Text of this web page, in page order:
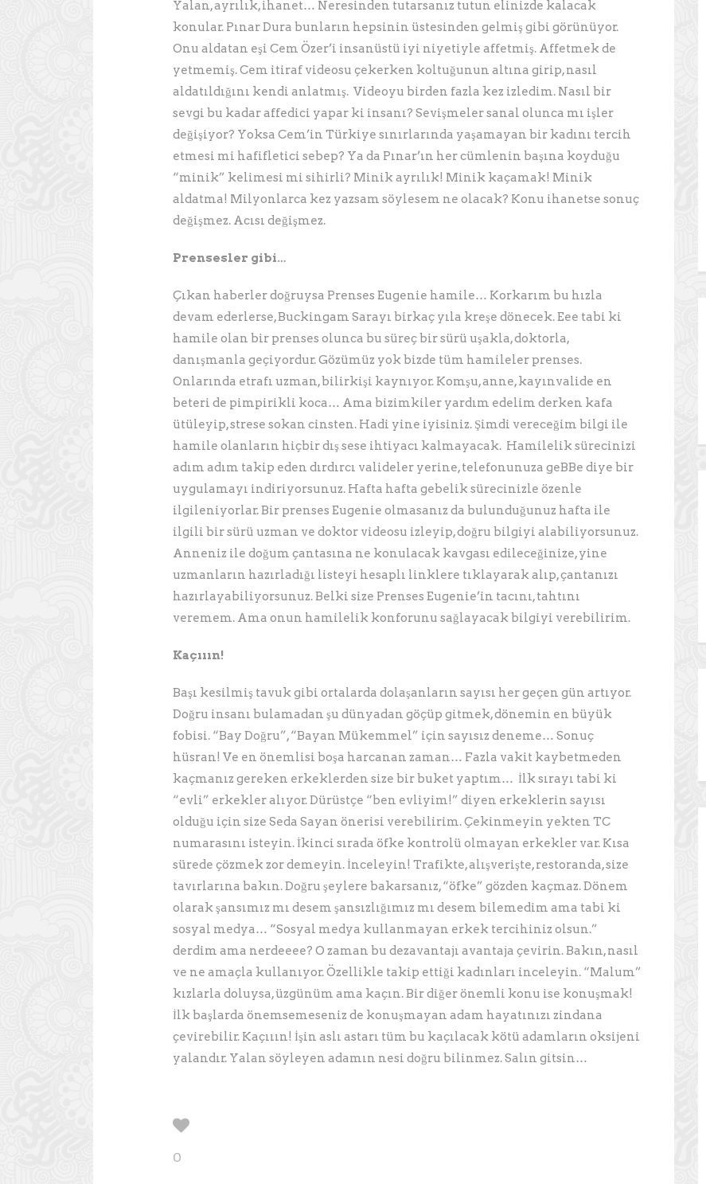
Yalan, ayrılık, ihanet… Neresinden tutarsanız tutun elinizde kalacak
konular. Pınar Dura bunların hepsinin üstesinden gelmiş gibi görünüyor.
Onu aldatan eşi Cem Özer’i insanüstü iyi niyetiyle affetmiş. Affetmek de
yetmemiş. Cem itiraf videosu çekerken koltuğunun altına girip, nasıl
aldatıldığını kendi anlatmış. Videoyu birden fazla kez izledim. Nasıl bir
sevgi bu kadar affedici yapar ki insanı? Sevişmeler sanal olunca mı işler
değişiyor? Yoksa Cem’in Türkiye sınırlarında yaşamayan bir kadını tercih
etmesi mi hafifletici sebep? Ya da Pınar’ın her cümlenin başına koyduğu
“minik” kelimesi mi sihirli? Minik ayrılık! Minik kaçamak! Minik
aldatma! Milyonlarca kez yazsam söylesem ne olacak? Konu ihanetse sonuç
değişmez. Acısı değişmez.
Prensesler gibi…
Çıkan haberler doğruysa Prenses Eugenie hamile… Korkarım bu hızla
devam ederlerse, Buckingam Sarayı birkaç yıla kreşe dönecek. Eee tabi ki
hamile olan bir prenses olunca bu süreç bir sürü uşakla, doktorla,
danışmanla geçiyordur. Gözümüz yok bizde tüm hamileler prenses.
Onlarında etrafı uzman, bilirkişi kaynıyor. Komşu, anne, kayınvalide en
beteri de pimpirikli koca… Ama bizimkiler yardım edelim derken kafa
ütüleyip, strese sokan cinsten. Hadi yine iyisiniz. Şimdi vereceğim bilgi ile
hamile olanların hiçbir dış sese ihtiyacı kalmayacak. Hamilelik sürecinizi
adım adım takip eden dırdırcı valideler yerine, telefonunuza geBBe diye bir
uygulamayı indiriyorsunuz. Hafta hafta gebelik sürecinizle özenle
ilgileniyorlar. Bir prenses Eugenie olmasanız da bulunduğunuz hafta ile
ilgili bir sürü uzman ve doktor videosu izleyip, doğru bilgiyi alabiliyorsunuz.
Anneniz ile doğum çantasına ne konulacak kavgası edileceğinize, yine
uzmanların hazırladığı listeyi hesaplı linklere tıklayarak alıp, çantanızı
hazırlayabiliyorsunuz. Belki size Prenses Eugenie’in tacını, tahtını
veremem. Ama onun hamilelik konforunu sağlayacak bilgiyi verebilirim.
Kaçııın!
Başı kesilmiş tavuk gibi ortalarda dolaşanların sayısı her geçen gün artıyor.
Doğru insanı bulamadan şu dünyadan göçüp gitmek, dönemin en büyük
fobisi. “Bay Doğru”, “Bayan Mükemmel” için sayısız deneme… Sonuç
hüsran! Ve en önemlisi boşa harcanan zaman… Fazla vakit kaybetmeden
kaçmanız gereken erkeklerden size bir buket yaptım… İlk sırayı tabi ki
“evli” erkekler alıyor. Dürüstçe “ben evliyim!” diyen erkeklerin sayısı
olduğu için size Seda Sayan önerisi verebilirim. Çekinmeyin yekten TC
numarasını isteyin. İkinci sırada öfke kontrolü olmayan erkekler var. Kısa
sürede çözmek zor demeyin. İnceleyin! Trafikte, alışverişte, restoranda, size
tavırlarına bakın. Doğru şeylere bakarsanız, “öfke” gözden kaçmaz. Dönem
olarak şansımız mı desem şansızlığımız mı desem bilemedim ama tabi ki
sosyal medya… “Sosyal medya kullanmayan erkek tercihiniz olsun.”
derdim ama nerdeeee? O zaman bu dezavantajı avantaja çevirin. Bakın, nasıl
ve ne amaçla kullanıyor. Özellikle takip ettiği kadınları inceleyin. “Malum”
kızlarla doluysa, üzgünüm ama kaçın. Bir diğer önemli konu ise konuşmak!
İlk başlarda önemsemeseniz de konuşmayan adam hayatınızı zindana
çevirebilir. Kaçııın! İşin aslı astarı tüm bu kaçılacak kötü adamların oksijeni
yalandır. Yalan söyleyen adamın nesi doğru bilinmez. Salın gitsin…
0